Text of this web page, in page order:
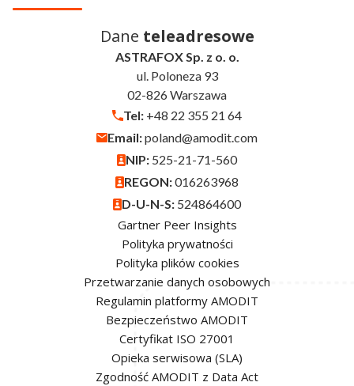
Dane teleadresowe
ASTRAFOX Sp. z o. o.
ul. Poloneza 93
02-826 Warszawa
Tel: +48 22 355 21 64
Email:poland@amodit.com
NIP: 525-21-71-560
REGON:016263968
D-U-N-S: 524864600
Gartner Peer Insights
Polityka prywatności
Polityka plików cookies
Przetwarzanie danych osobowych
Regulamin platformy AMODIT
Bezpieczeństwo AMODIT
Certyfikat ISO 27001
Opieka serwisowa (SLA)
Zgodność AMODIT z Data Act